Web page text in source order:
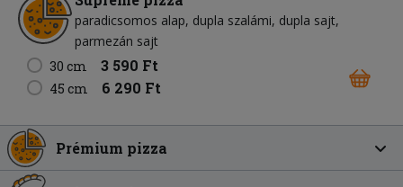
paradicsomos alap dupla szalámi dupla sajt
parmezán sajt
30 cm
3 590 Ft
45 cm 6 290 Ft
Prémium pizza